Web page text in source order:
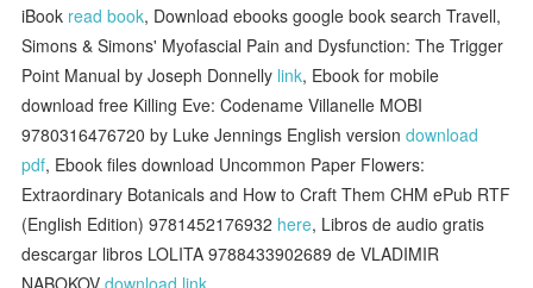
iBook read book, Download ebooks google book search Travell,
Simons & Simons' Myofascial Pain and Dysfunction: The Trigger
Point Manual by Joseph Donnelly link, Ebook for mobile
download free Killing Eve: Codename Villanelle MOBI
9780316476720 by Luke Jennings English versiondownload
pdf, Ebook files download Uncommon Paper Flowers:
Extraordinary Botanicals and How to Craft Them CHM ePub RTF
(English Edition) 9781452176932 here, Libros de audio gratis
descargar libros LOLITA 9788433902689 de VLADIMIR
NABOKOVdownload link